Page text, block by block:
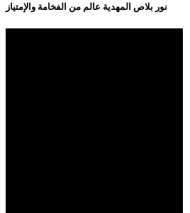
نور بلاص المهدية عالم من الفخامة والإمتياز